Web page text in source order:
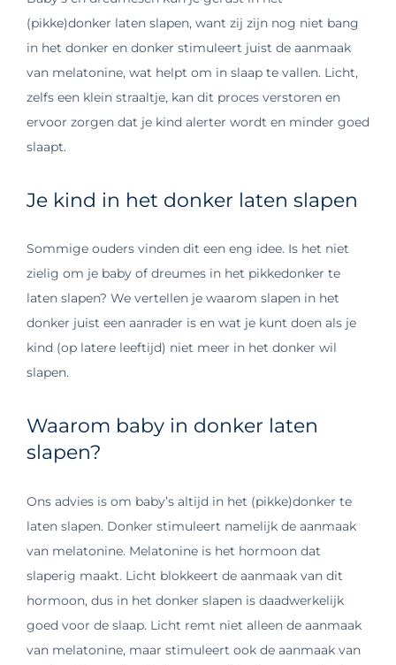
(pikke)donker laten slapen, want zij zijn nog niet bang
in het donker en donker stimuleert juist de aanmaak
van melatonine, wat helpt om in slaap te vallen. Licht,
zelfs een klein straaltje, kan dit proces verstoren en
ervoor zorgen dat je kind alerter wordt en minder goed
slaapt.
Je kind in het donker laten slapen
Sommige ouders vinden dit een eng idee. Is het niet
zielig om je baby of dreumes in het pikkedonker te
laten slapen? We vertellen je waarom slapen in het
donker juist een aanrader is en wat je kunt doen als je
kind (op latere leeftijd) niet meer in het donker wil
slapen.
Waarom baby in donker laten
slapen?
Ons advies is om baby’s altijd in het (pikke)donker te
laten slapen. Donker stimuleert namelijk de aanmaak
van melatonine. Melatonine is het hormoon dat
slaperig maakt. Licht blokkeert de aanmaak van dit
hormoon, dus in het donker slapen is daadwerkelijk
goed voor de slaap. Licht remt niet alleen de aanmaak
van melatonine, maar stimuleert ook de aanmaak van